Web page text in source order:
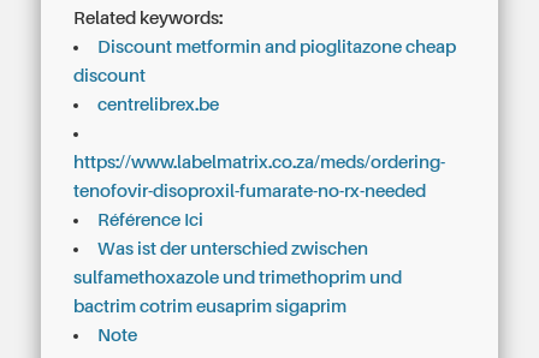
Related keywords:
Discount metformin and pioglitazone cheap
discount
centrelibrex.be
https://www.labelmatrix.co.za/meds/ordering-
tenofovir-disoproxil-fumarate-no-rx-needed
Référence Ici
Was ist der unterschied zwischen
sulfamethoxazole und trimethoprim und
bactrim cotrim eusaprim sigaprim
Note